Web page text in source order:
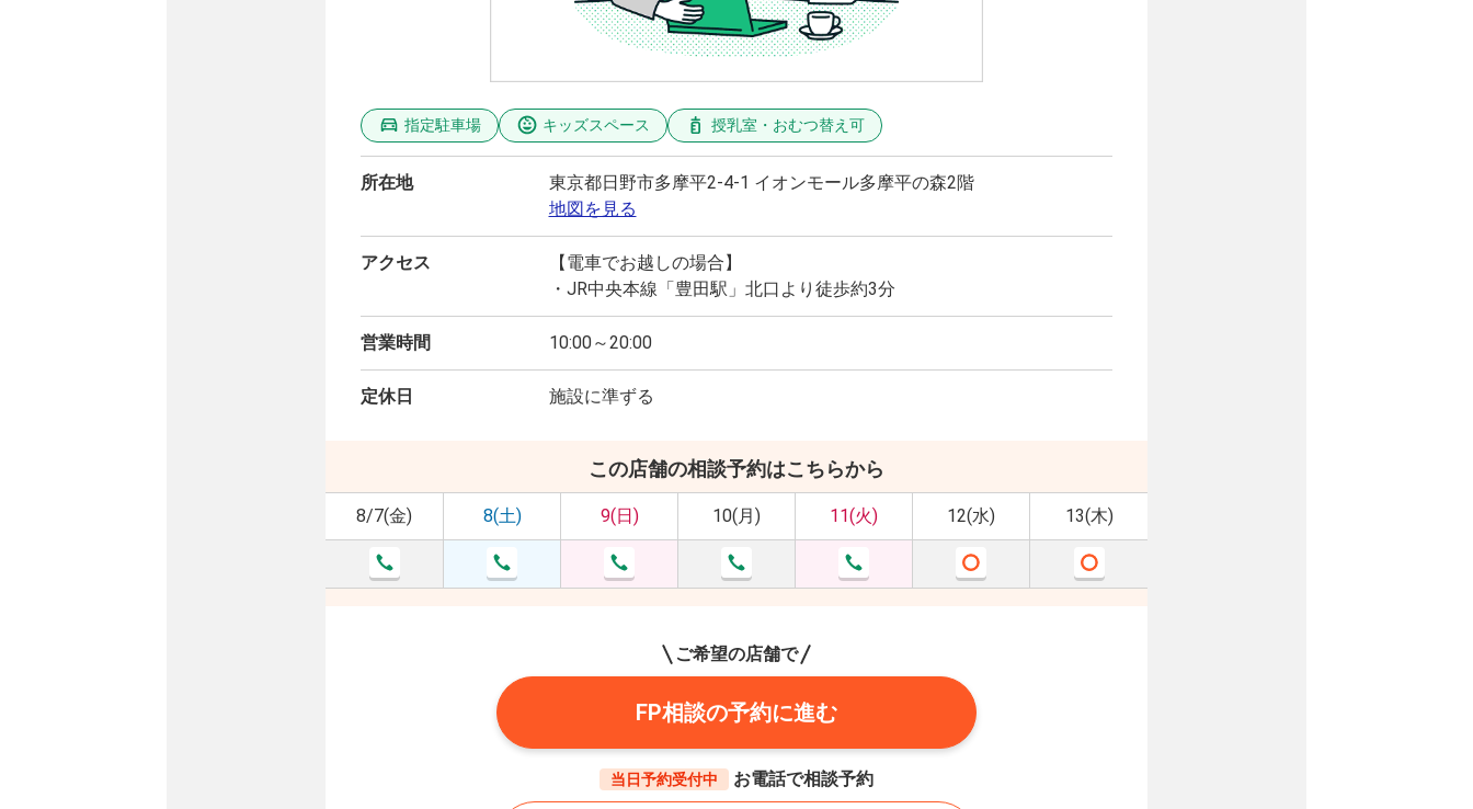
指定駐車場 キッズスペース 授乳室・おむつ替え可
所在地
東京都日野市多摩平2-4-1 イオンモール多摩平の森2階
地図を見る
アクセス
【電車でお越しの場合】
・JR中央本線「豊田駅」北口より徒歩約3分
営業時間 10:00～20:00
定休日 施設に準ずる
この店舗の相談予約はこちらから
8/7(金) 8(土) 9(日) 10(月) 11(火) 12(水) 13(木)
ご希望の店舗で
FP相談の予約に進む
当日予約受付中 お電話で相談予約